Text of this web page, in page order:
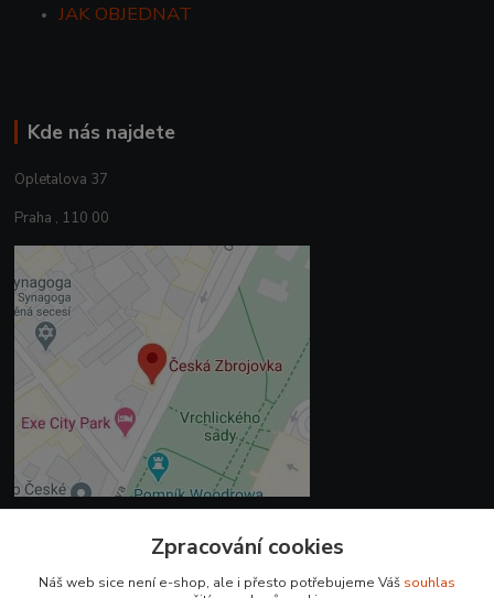
JAK OBJEDNAT
Kde nás najdete
Opletalova 37
Praha , 110 00
Zpracování cookies
Náš web sice není e-shop, ale i přesto potřebujeme Váš souhlas